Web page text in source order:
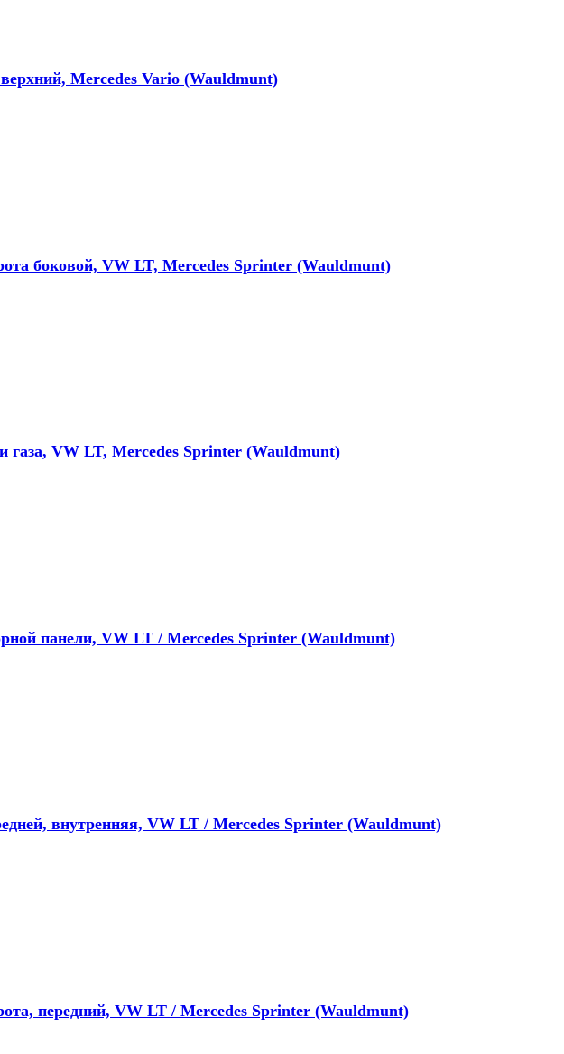
Mercedes Vario (Wauldmunt)
боковой, VW LT, Mercedes Sprinter (Wauldmunt)
газа, VW LT, Mercedes Sprinter (Wauldmunt)
панели, VW LT / Mercedes Sprinter (Wauldmunt)
внутренняя, VW LT / Mercedes Sprinter (Wauldmunt)
передний, VW LT / Mercedes Sprinter (Wauldmunt)